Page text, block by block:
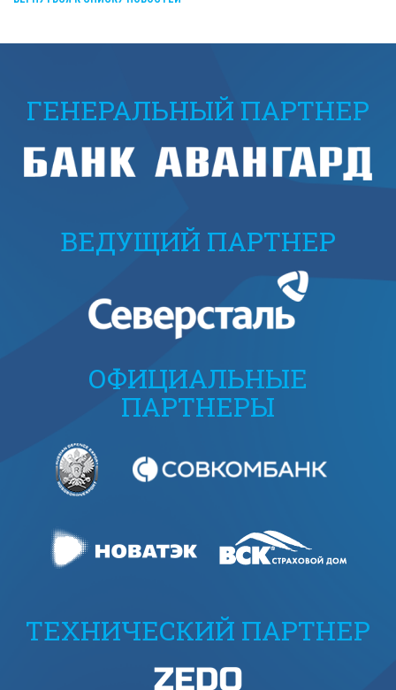
ГЕНЕРАЛЬНЫЙ ПАРТНЕР
ВЕДУЩИЙ ПАРТНЕР
ОФИЦИАЛЬНЫЕ
ПАРТНЕРЫ
ТЕХНИЧЕСКИЙ ПАРТНЕР